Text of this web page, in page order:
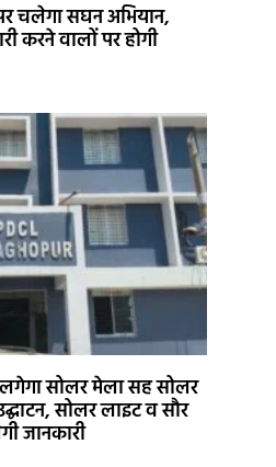
चलेगा सघन अभियान,
करने वालों पर होगी
सोलर मेला सह सोलर
सोलर लाइट व सौर
जानकारी